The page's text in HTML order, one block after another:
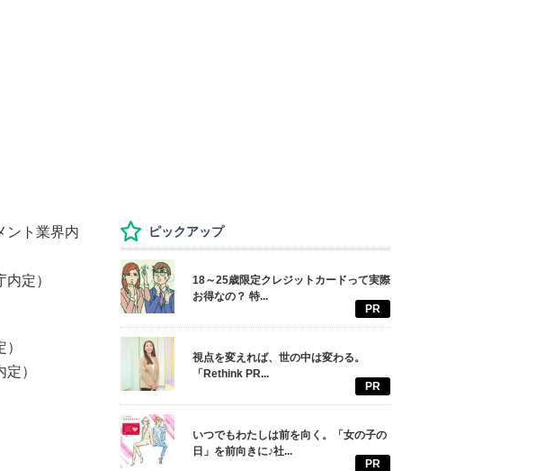
ント業界内
定）
）
ピックアップ
18～25歳限定クレジットカードって実際
お得なの？ 特...
PR
視点を変えれば、世の中は変わる。
「Rethink PR...
PR
いつでもわたしは前を向く。「女の子の
日」を前向きに♪社...
PR